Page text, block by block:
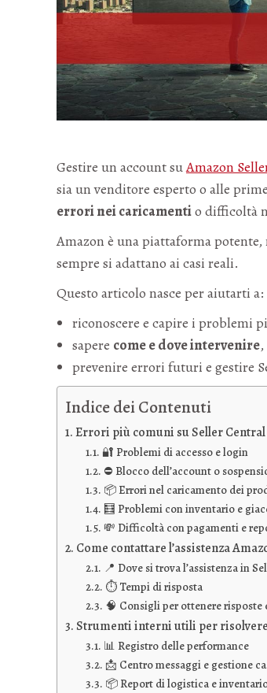
Gestire un account suAmazon
sia un venditore esperto o alle
errori nei caricamentio difficoltà
Amazon è una piattaforma potente,
sempre si adattano ai casi reali.
Questo articolo nasce per aiutarti a:
riconoscere e capire i problemi
sapere come e dove intervenire,
prevenire errori futuri e gestire
Indice dei Contenuti
Errori più comuni su Seller Central
🔐 Problemi di accesso e login
⛔ Blocco dell’account o
📦 Errori nel caricamento dei
🧮 Problemi con inventario e
💸 Difficoltà con pagamenti e
Come contattare l’assistenza
📍 Dove si trova l’assistenza in
⏱️ Tempi di risposta
🧠 Consigli per ottenere risposte
Strumenti interni utili per
📊 Registro delle performance
📩 Centro messaggi e gestione
📦 Report di logistica e